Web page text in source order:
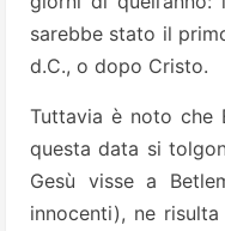
sarebbe stato il
d.C., o dopo Cristo.
Tuttavia è noto che
questa data si
Gesù visse a
innocenti), ne